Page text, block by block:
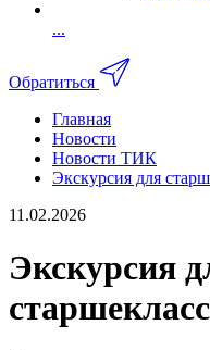
...
Обратиться
Главная
Новости
Новости ТИК
Экскурсия для
11.02.2026
Экскурсия